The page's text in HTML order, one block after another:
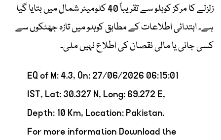
زلزلے کا مرکز کوہلو سے تقریباً 40 کلومیٹر شمال میں بتایا گیا
ہے۔ ابتدائی اطلاعات کے مطابق کوہلو میں تازہ جھٹکوں سے
کسی جانی یا مالی نقصان کی اطلاع نہیں ملی۔
EQ of M: 4.3, On: 27/06/2026 06:15:01
IST, Lat: 30.327 N, Long: 69.272 E,
Depth: 10 Km, Location: Pakistan.
For more information Download the